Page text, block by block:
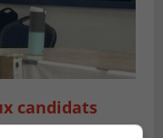
candidats